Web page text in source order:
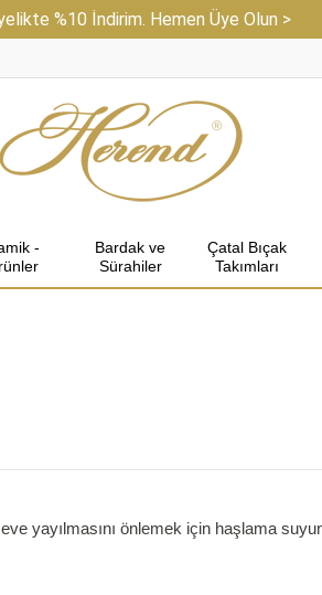
%10 İndirim. Hemen Üye Olun >
-
Bardak ve
Sürahiler
Çatal Bıçak
Takımları
yayılmasını önlemek için haşlama